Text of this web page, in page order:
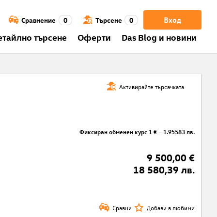
Вход
Сравнение 0 Търсене 0
търсене Оферти Das Blog и новини
Активирайте търсачката
Фиксиран обменен курс 1 € = 1.95583 лв.
9 500,00 €
18 580,39 лв.
Сравни Добави в любими